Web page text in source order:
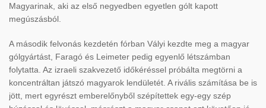
Magyarinak, aki az első negyedben egyetlen gólt kapott
megúszásból.
A második felvonás kezdetén fórban Vályi kezdte meg a magyar
gólgyártást, Faragó és Leimeter pedig egyenlő létszámban
folytatta. Az izraeli szakvezető időkéréssel próbálta megtörni a
koncentráltan játszó magyarok lendületét. A rivális számítása be is
jött, mert egyrészt emberelőnyből szépítettek egy-egy szép